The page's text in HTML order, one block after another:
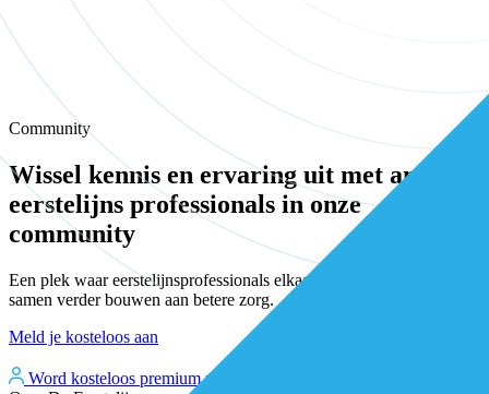
Community
Wissel kennis en ervaring uit met andere
eerstelijns professionals in onze
community
Een plek waar eerstelijnsprofessionals elkaar vinden, versterken en
samen verder bouwen aan betere zorg.
Meld je kosteloos aan
Word kosteloos premium member